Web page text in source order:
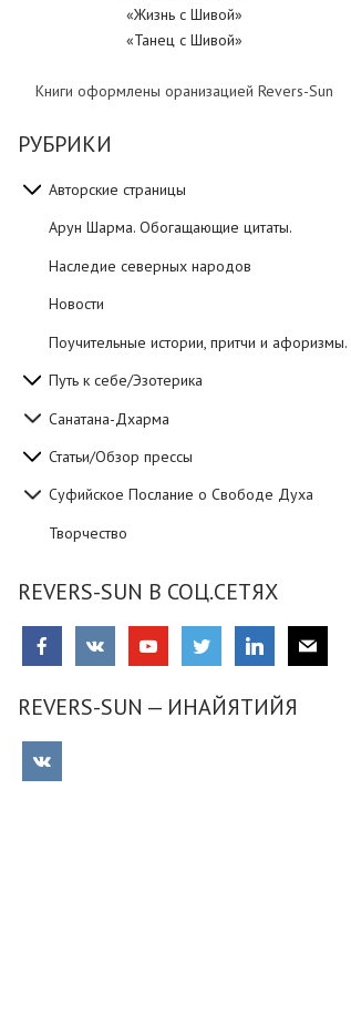
«Жизнь с Шивой»
«Танец с Шивой»
Книги оформлены оранизацией Revers-Sun
РУБРИКИ
Авторские страницы
Арун Шарма. Обогащающие цитаты.
Наследие северных народов
Новости
Поучительные истории, притчи и афоризмы.
Путь к себе/Эзотерика
Санатана-Дхарма
Статьи/Обзор прессы
Суфийское Послание о Свободе Духа
Творчество
REVERS-SUN В СОЦ.СЕТЯХ
REVERS-SUN — ИНАЙЯТИЙЯ